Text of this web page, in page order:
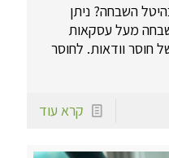
השבחה? ניתן
מעל עסקאות
חוסר וודאות. לחוסר
קרא עוד